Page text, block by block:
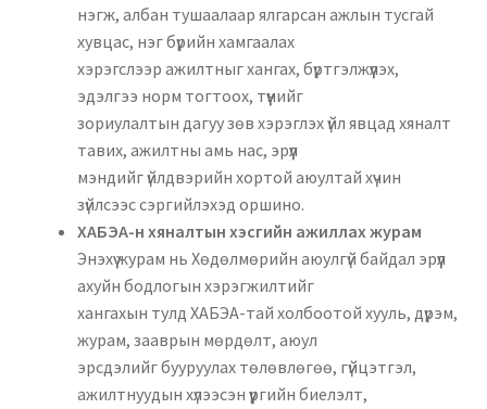
Хөдөлмөрийн багц баримт
Хүний нөөцийн бодлогын баримт
Шүүхэд нэхэмжлэл гаргах загварууд
Эрсдэлийн удирдлага
нэгж, албан тушаалаар ялгарсан ажлын тусгай
хувцас, нэг бүрийн хамгаалах
хэрэгслээр ажилтныг хангах, бүртгэлжүүлэх,
эдэлгээ норм тогтоох, түүнийг
зориулалтын дагуу зөв хэрэглэх үйл явцад хяналт
тавих, ажилтны амь нас, эрүүл
мэндийг үйлдвэрийн хортой аюултай хүчин
зүйлсээс сэргийлэхэд оршино.
ХАБЭА-н хяналтын хэсгийн ажиллах журам
Энэхүү журам нь Хөдөлмөрийн аюулгүй байдал эрүүл
ахуйн бодлогын хэрэгжилтийг
хангахын тулд ХАБЭА-тай холбоотой хууль, дүрэм,
журам, зааврын мөрдөлт, аюул
эрсдэлийг бууруулах төлөвлөгөө, гүйцэтгэл,
ажилтнуудын хүлээсэн үүргийн биелэлт,